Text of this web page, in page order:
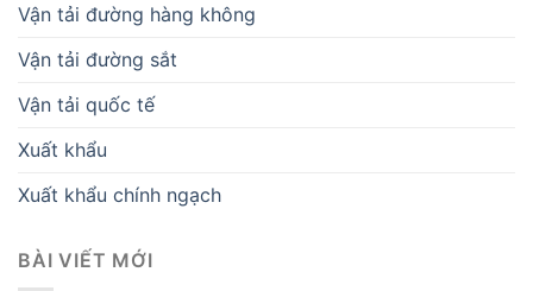
Vận tải đường hàng không
Vận tải đường sắt
Vận tải quốc tế
Xuất khẩu
Xuất khẩu chính ngạch
BÀI VIẾT MỚI